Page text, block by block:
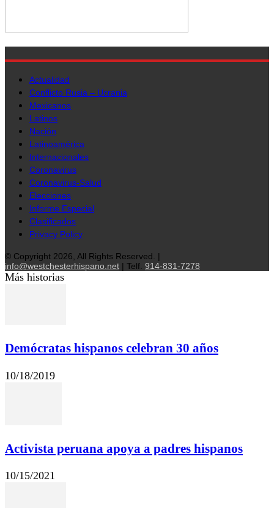
Actualidad
Conflicto Rusia – Ucrania
Mexicanos
Latinos
Nación
Latinoamérica
Internacionales
Coronavirus
Coronavirus-Salud
Elecciones
Informe Especial
Clasificados
Privacy Policy
© Copyright 2026, All Rights Reserved. |
info@westchesterhispano.net | Telf. 914-831-7278
Más historias
Demócratas hispanos celebran 30 años
10/18/2019
Activista peruana apoya a padres hispanos
10/15/2021